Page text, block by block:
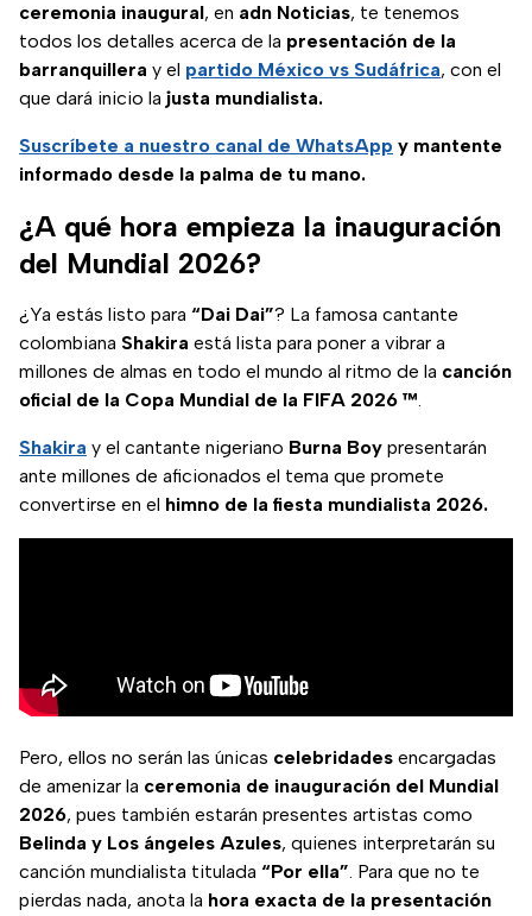
ceremonia inaugural, en adn Noticias, te tenemos
todos los detalles acerca de la presentación de la
barranquillera y el partido México vs Sudáfrica, con el
que dará inicio la justa mundialista.
Suscríbete a nuestro canal de WhatsApp y mantente
informado desde la palma de tu mano.
¿A qué hora empieza la inauguración
del Mundial 2026?
¿Ya estás listo para “Dai Dai”? La famosa cantante
colombiana Shakira está lista para poner a vibrar a
millones de almas en todo el mundo al ritmo de la canción
oficial de la Copa Mundial de la FIFA 2026 ™.
Shakira y el cantante nigeriano Burna Boy presentarán
ante millones de aficionados el tema que promete
convertirse en el himno de la fiesta mundialista 2026.
Pero, ellos no serán las únicas celebridades encargadas
de amenizar la ceremonia de inauguración del Mundial
2026, pues también estarán presentes artistas como
Belinda y Los ángeles Azules, quienes interpretarán su
canción mundialista titulada “Por ella”. Para que no te
pierdas nada, anota la hora exacta de la presentación